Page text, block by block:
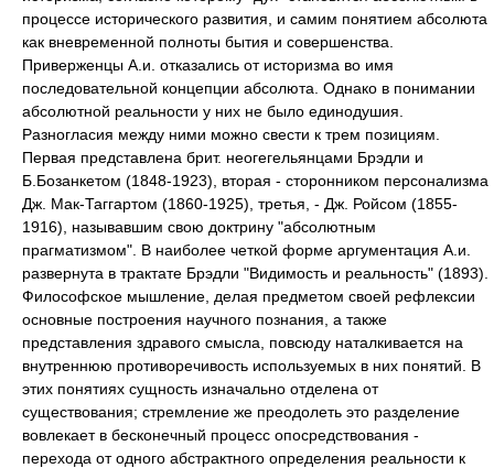
процессе исторического развития, и самим понятием абсолюта
как вневременной полноты бытия и совершенства.
Приверженцы А.и. отказались от историзма во имя
последовательной концепции абсолюта. Однако в понимании
абсолютной реальности у них не было единодушия.
Разногласия между ними можно свести к трем позициям.
Первая представлена брит. неогегельянцами Брэдли и
Б.Бозанкетом (1848-1923), вторая - сторонником персонализма
Дж. Мак-Таггартом (1860-1925), третья, - Дж. Ройсом (1855-
1916), называвшим свою доктрину "абсолютным
прагматизмом". В наиболее четкой форме аргументация А.и.
развернута в трактате Брэдли "Видимость и реальность" (1893).
Философское мышление, делая предметом своей рефлексии
основные построения научного познания, а также
представления здравого смысла, повсюду наталкивается на
внутреннюю противоречивость используемых в них понятий. В
этих понятиях сущность изначально отделена от
существования; стремление же преодолеть это разделение
вовлекает в бесконечный процесс опосредствования -
перехода от одного абстрактного определения реальности к